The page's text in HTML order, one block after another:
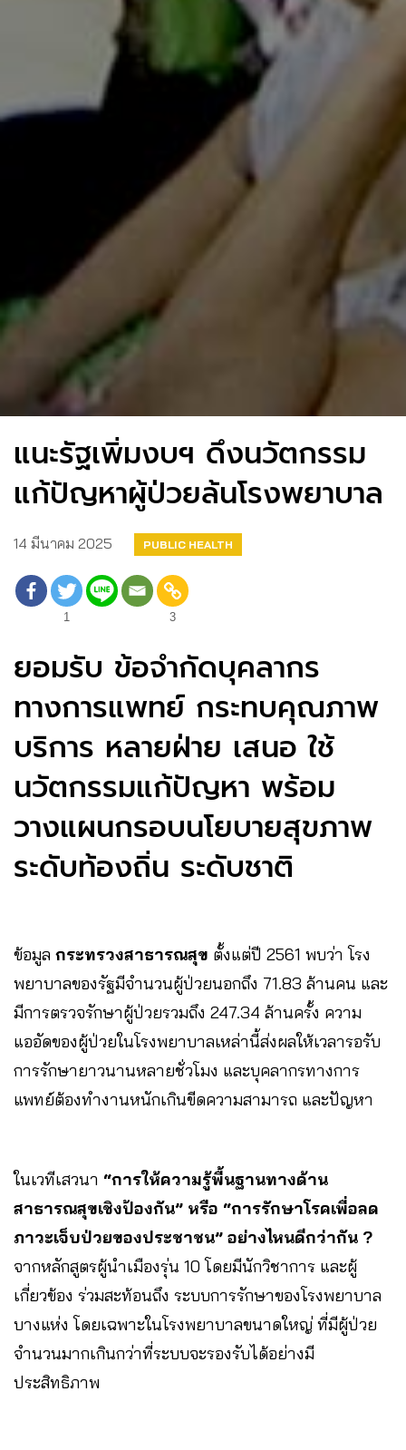
แนะรัฐเพิ่มงบฯ ดึงนวัตกรรม
แก้ปัญหาผู้ป่วยล้นโรงพยาบาล
14 มีนาคม 2025 PUBLIC HEALTH
1 3
ยอมรับ ข้อจำกัดบุคลากร
ทางการแพทย์ กระทบคุณภาพ
บริการ หลายฝ่าย เสนอ ใช้
นวัตกรรมแก้ปัญหา พร้อม
วางแผนกรอบนโยบายสุขภาพ
ระดับท้องถิ่น ระดับชาติ
ข้อมูล กระทรวงสาธารณสุข ตั้งแต่ปี 2561 พบว่า โรง
พยาบาลของรัฐมีจำนวนผู้ป่วยนอกถึง 71.83 ล้านคน และ
มีการตรวจรักษาผู้ป่วยรวมถึง 247.34 ล้านครั้ง ความ
แออัดของผู้ป่วยในโรงพยาบาลเหล่านี้ส่งผลให้เวลารอรับ
การรักษายาวนานหลายชั่วโมง และบุคลากรทางการ
แพทย์ต้องทำงานหนักเกินขีดความสามารถ และปัญหา
ในเวทีเสวนา “การให้ความรู้พื้นฐานทางด้าน
สาธารณสุขเชิงป้องกัน” หรือ “การรักษาโรคเพื่อลด
ภาวะเจ็บป่วยของประชาชน” อย่างไหนดีกว่ากัน ?
จากหลักสูตรผู้นำเมืองรุ่น 10 โดยมีนักวิชาการ และผู้
เกี่ยวข้อง ร่วมสะท้อนถึง ระบบการรักษาของโรงพยาบาล
บางแห่ง โดยเฉพาะในโรงพยาบาลขนาดใหญ่ ที่มีผู้ป่วย
จำนวนมากเกินกว่าที่ระบบจะรองรับได้อย่างมี
ประสิทธิภาพ